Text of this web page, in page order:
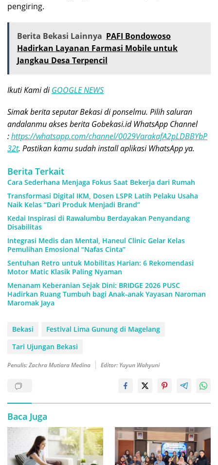
pengiring.
Berita Bekasi Lainnya PAFI Bondowoso
Hadirkan Layanan Farmasi Mobile untuk
Jangkau Desa Terpencil
Ikuti Kami diGOOGLE NEWS
Simak berita seputar Bekasi di ponselmu. Pilih saluran
andalanmu akses berita Gobekasi.id WhatsApp Channel
:https://whatsapp.com/channel/0029VarakafA2pLDBBYbP
32t. Pastikan kamu sudah install aplikasi WhatsApp ya.
Berita Terkait
Cara Sederhana Menjaga Fokus Saat Bekerja dari Rumah
Transformasi Digital IKM, Dosen LSPR Latih Pelaku Usaha
Naik Kelas “Dari Produk Menjadi Brand”
Kedai Inspirasi di Rawalumbu Berdayakan Penyandang
Disabilitas
Integrasi Medis dan Mental, Haneul Clinic Gelar Kelas
Pemulihan Emosional “Nafas Cinta”
Sentuhan Retro untuk Mobilitas Harian: 6 Rekomendasi
Motor Matic Klasik Paling Nyaman
Menanam Keberanian Sejak Dini: BRIDGE 2026 PUSC
Hadirkan Ruang Tumbuh bagi Anak-anak Yayasan Naroman
Maromak Jaya
Bekasi
Festival Lima Gunung di Magelang
Tari Ujungan Bekasi
Penulis: Zachra Mutiara Medina Editor: Yuyun Wahyuni
Baca Juga